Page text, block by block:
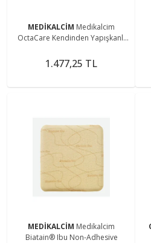
MEDİKALCİM Medikalcim
OctaCare Kendinden Yapışkanlı
m Beyaz Renk 1 Adet
1.477,25 TL
MEDİKALCİM Medikalcim
Biatain® Ibu Non-Adhesive